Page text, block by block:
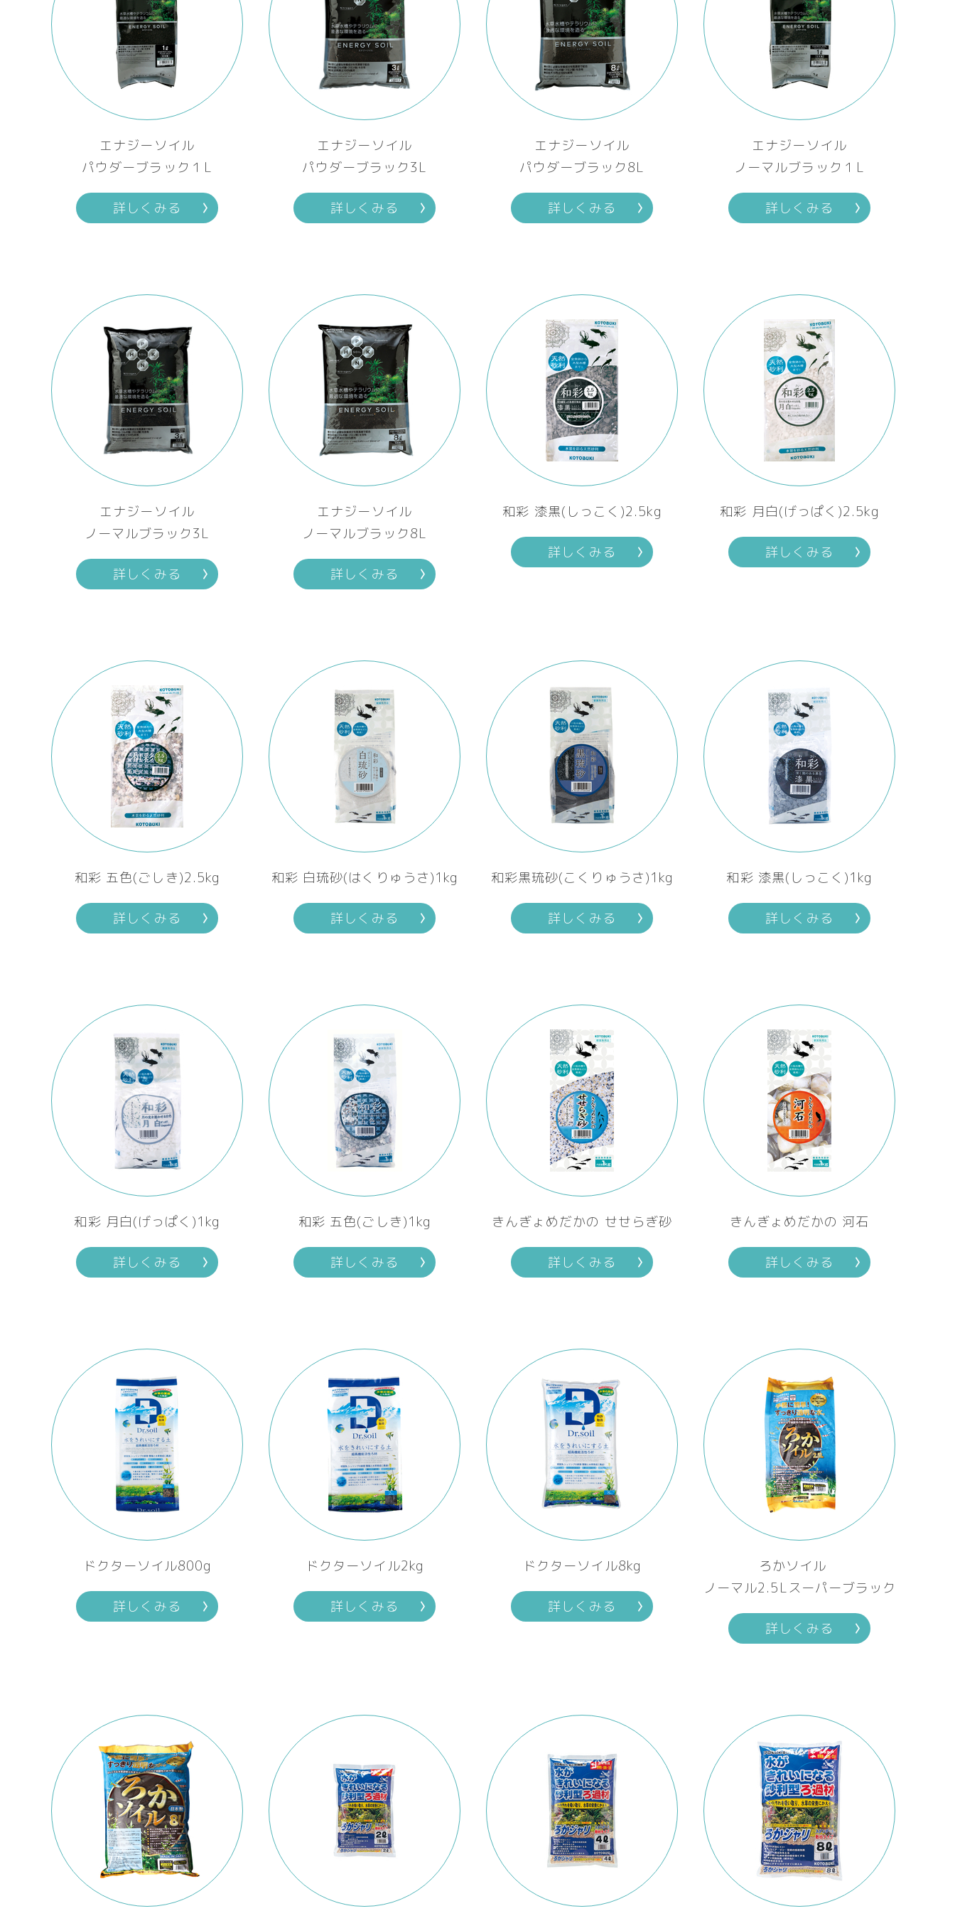
エナジーソイル
パウダーブラック１L
詳しくみる
エナジーソイル
パウダーブラック3L
詳しくみる
エナジーソイル
パウダーブラック8L
詳しくみる
エナジーソイル
ノーマルブラック１L
詳しくみる
エナジーソイル
ノーマルブラック3L
詳しくみる
エナジーソイル
ノーマルブラック8L
詳しくみる
和彩 漆黒(しっこく)2.5kg
詳しくみる
和彩 月白(げっぱく)2.5kg
詳しくみる
和彩 五色(ごしき)2.5kg
詳しくみる
和彩 白琉砂(はくりゅうさ)1kg
詳しくみる
和彩黒琉砂(こくりゅうさ)1kg
詳しくみる
和彩 漆黒(しっこく)1kg
詳しくみる
和彩 月白(げっぱく)1kg
詳しくみる
和彩 五色(ごしき)1kg
詳しくみる
きんぎょめだかの せせらぎ砂
詳しくみる
きんぎょめだかの 河石
詳しくみる
ドクターソイル800g
詳しくみる
ドクターソイル2kg
詳しくみる
ドクターソイル8kg
詳しくみる
ろかソイル
ノーマル2.5Lスーパーブラック
詳しくみる